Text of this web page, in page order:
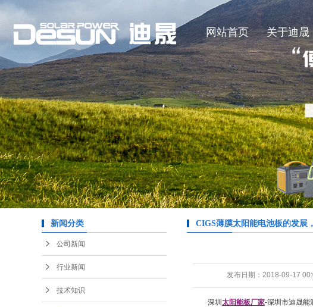
网站首页 关于迪晟
迪晟
迪晟
新闻分类
公司新闻
行业新闻
技术知识
CIGS薄膜太阳能电池板的发展
发布日期： 2018-09-17
深圳 太阳能板厂家-深圳市迪晟能